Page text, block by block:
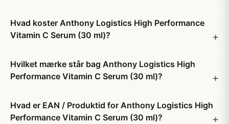
Hvad koster Anthony Logistics High Performance
Vitamin C Serum (30 ml)?
Hvilket mærke står bag Anthony Logistics High
Performance Vitamin C Serum (30 ml)?
Hvad er EAN / Produktid for Anthony Logistics High
Performance Vitamin C Serum (30 ml)?